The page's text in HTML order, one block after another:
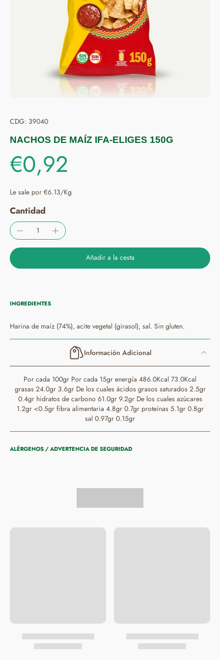
CDG: 39040
NACHOS DE MAÍZ IFA-ELIGES 150G
€0,92
Le sale por €6.13/Kg
Cantidad
Añadir a la cesta
INGREDIENTES
Harina de maíz (74%), acite vegetal (girasol), sal. Sin gluten.
Información Adicional
Por cada 100gr Por cada 15gr energía 486.0Kcal 73.0Kcal
grasas 24.0gr 3.6gr De los cuales ácidos grasos saturados 2.5gr
0.4gr hidratos de carbono 61.0gr 9.2gr De los cuales azúcares
1.2gr <0.5gr fibra alimentaria 4.8gr 0.7gr proteínas 5.1gr 0.8gr
sal 0.97gr 0.15gr
ALÉRGENOS / ADVERTENCIA DE SEGURIDAD